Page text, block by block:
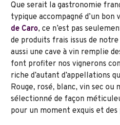
Que serait la gastronomie
typique accompagné d’un bon
de Caro, ce n’est pas
de produits frais issus de notre
aussi une cave à vin remplie
font profiter nos vignerons
riche d’autant d’appellations
Rouge, rosé, blanc, vin sec ou
sélectionné de façon
pour un moment exquis et